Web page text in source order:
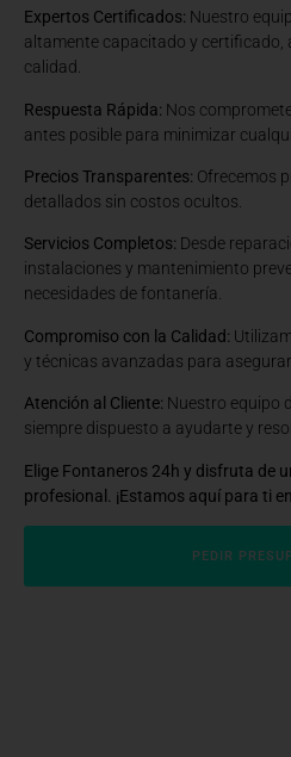
Expertos Certificados: Nuestro
altamente capacitado y certificado,
calidad.
Respuesta Rápida: Nos
antes posible para minimizar
Precios Transparentes: Ofrecemos
detallados sin costos ocultos.
Servicios Completos: Desde
instalaciones y mantenimiento
necesidades de fontanería.
Compromiso con la Calidad:
y técnicas avanzadas para
Atención al Cliente: Nuestro equipo
siempre dispuesto a ayudarte y
Elige Fontaneros 24h y disfruta de
profesional. ¡Estamos aquí para ti
PEDIR